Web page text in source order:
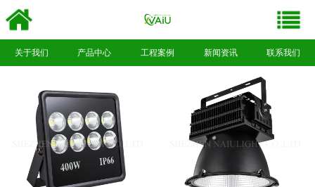
关于我们 产品中心 工程案例 新闻资讯 联系我们